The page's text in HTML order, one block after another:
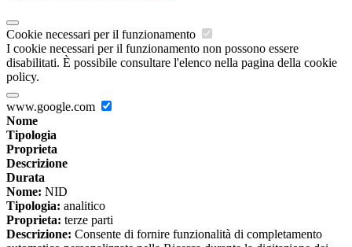
Cookie necessari per il funzionamento
I cookie necessari per il funzionamento non possono essere
disabilitati. È possibile consultare l'elenco nella pagina della cookie
policy.
www.google.com
Nome
Tipologia
Proprieta
Descrizione
Durata
Nome: NID
Tipologia: analitico
Proprieta: terze parti
Descrizione: Consente di fornire funzionalità di completamento